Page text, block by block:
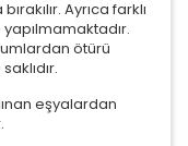
Ayrıca farklı
ötürü
eşyalardan